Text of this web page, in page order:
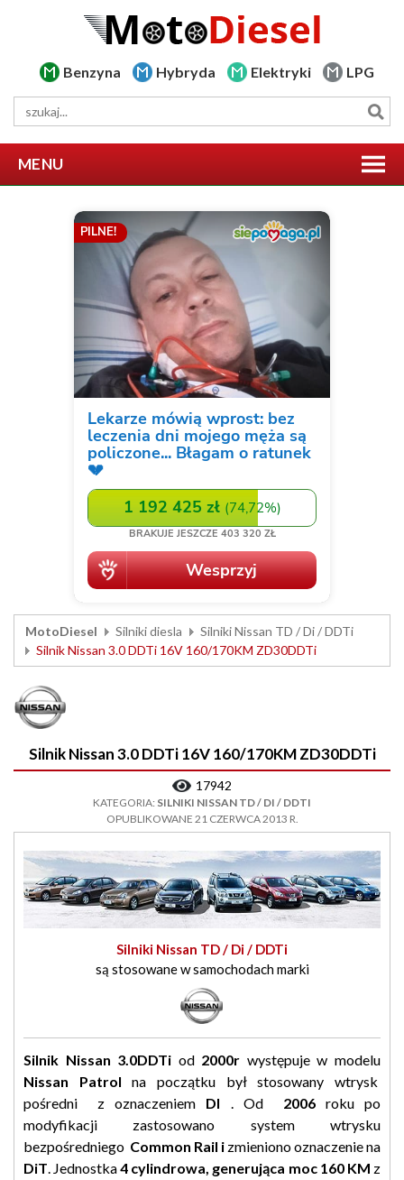
Benzyna Hybryda Elektryki LPG
MENU
MotoDiesel Silniki diesla
Silniki Nissan TD / Di / DDTi
Silnik Nissan 3.0 DDTi 16V 160/170KM ZD30DDTi
Silnik Nissan 3.0 DDTi 16V 160/170KM ZD30DDTi
17942
KATEGORIA: SILNIKI NISSAN TD / DI / DDTI
OPUBLIKOWANE 21 CZERWCA 2013 R.
Silniki Nissan TD / Di / DDTi
są stosowane w samochodach marki
Silnik Nissan 3.0DDTi od 2000r występuje w modelu
Nissan Patrolna początku był stosowany wtrysk
pośredni
z oznaczeniem DI . Od 2006roku po
modyfikacji zastosowano system wtrysku
bezpośredniego Common Rail i zmieniono oznaczenie na
DiT. Jednostka4 cylindrowa, generująca moc 160 KM z